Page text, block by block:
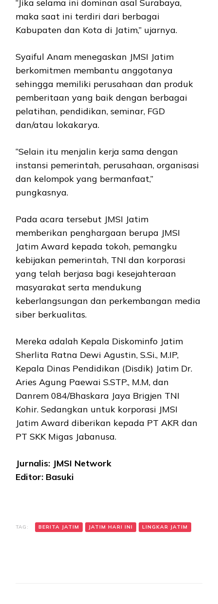
“Jika selama ini dominan asal Surabaya,
maka saat ini terdiri dari berbagai
Kabupaten dan Kota di Jatim,” ujarnya.
Syaiful Anam menegaskan JMSI Jatim
berkomitmen membantu anggotanya
sehingga memiliki perusahaan dan produk
pemberitaan yang baik dengan berbagai
pelatihan, pendidikan, seminar, FGD
dan/atau lokakarya.
“Selain itu menjalin kerja sama dengan
instansi pemerintah, perusahaan, organisasi
dan kelompok yang bermanfaat,”
pungkasnya.
Pada acara tersebut JMSI Jatim
memberikan penghargaan berupa JMSI
Jatim Award kepada tokoh, pemangku
kebijakan pemerintah, TNI dan korporasi
yang telah berjasa bagi kesejahteraan
masyarakat serta mendukung
keberlangsungan dan perkembangan media
siber berkualitas.
Mereka adalah Kepala Diskominfo Jatim
Sherlita Ratna Dewi Agustin, S.Si., M.IP,
Kepala Dinas Pendidikan (Disdik) Jatim Dr.
Aries Agung Paewai S.STP., M.M, dan
Danrem 084/Bhaskara Jaya Brigjen TNI
Kohir. Sedangkan untuk korporasi JMSI
Jatim Award diberikan kepada PT AKR dan
PT SKK Migas Jabanusa.
Jurnalis: JMSI Network
Editor: Basuki
TAG: BERITA JATIM JATIM HARI INI LINGKAR JATIM